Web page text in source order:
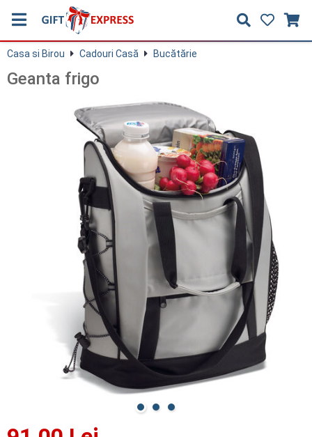
Casa si Birou Cadouri Casă Bucătărie
Geanta frigo